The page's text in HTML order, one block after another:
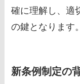
確に理解し、適
の鍵となります。
新条例制定の